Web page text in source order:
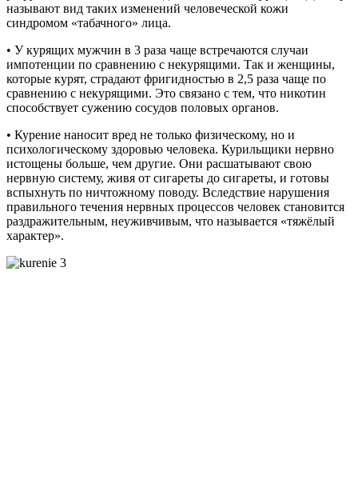
называют вид таких изменений человеческой кожи
синдромом «табачного» лица.
• У курящих мужчин в 3 раза чаще встречаются случаи
импотенции по сравнению с некурящими. Так и женщины,
которые курят, страдают фригидностью в 2,5 раза чаще по
сравнению с некурящими. Это связано с тем, что никотин
способствует сужению сосудов половых органов.
• Курение наносит вред не только физическому, но и
психологическому здоровью человека. Курильщики нервно
истощены больше, чем другие. Они расшатывают свою
нервную систему, живя от сигареты до сигареты, и готовы
вспыхнуть по ничтожному поводу. Вследствие нарушения
правильного течения нервных процессов человек становится
раздражительным, неуживчивым, что называется «тяжёлый
характер».